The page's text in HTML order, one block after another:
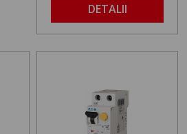
DETALII